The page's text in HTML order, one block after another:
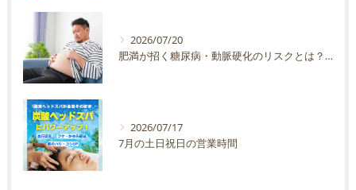
2026/07/20
肥満が招く糖尿病・動脈硬化のリスクとは？30代40代男性が今すぐ始めたい予防法を徹底解説
2026/07/17
7月の土日祝日の営業時間